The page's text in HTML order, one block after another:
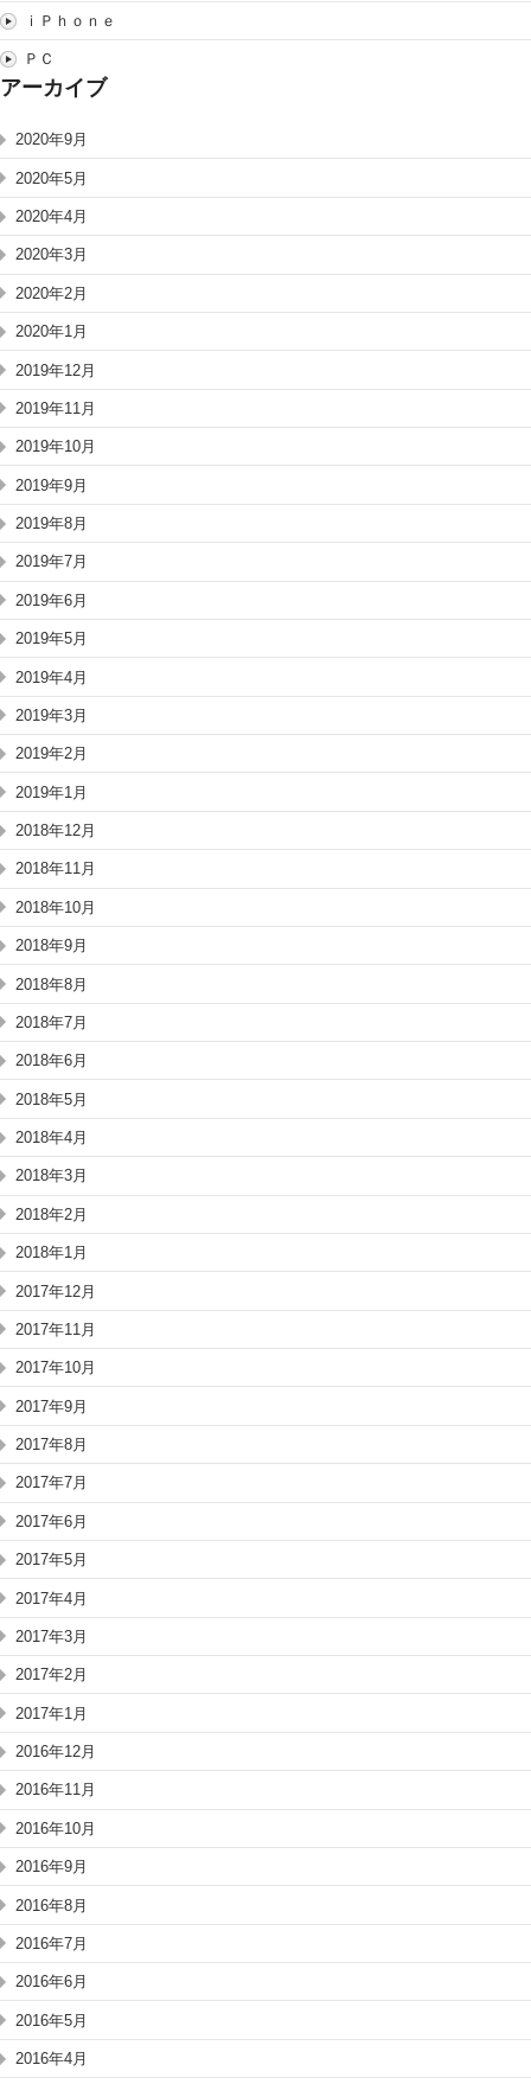
ｉＰｈｏｎｅ
ＰＣ
アーカイブ
2020年9月
2020年5月
2020年4月
2020年3月
2020年2月
2020年1月
2019年12月
2019年11月
2019年10月
2019年9月
2019年8月
2019年7月
2019年6月
2019年5月
2019年4月
2019年3月
2019年2月
2019年1月
2018年12月
2018年11月
2018年10月
2018年9月
2018年8月
2018年7月
2018年6月
2018年5月
2018年4月
2018年3月
2018年2月
2018年1月
2017年12月
2017年11月
2017年10月
2017年9月
2017年8月
2017年7月
2017年6月
2017年5月
2017年4月
2017年3月
2017年2月
2017年1月
2016年12月
2016年11月
2016年10月
2016年9月
2016年8月
2016年7月
2016年6月
2016年5月
2016年4月